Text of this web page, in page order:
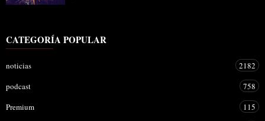
CATEGORÍA POPULAR
noticias
2182
podcast
758
Premium
115